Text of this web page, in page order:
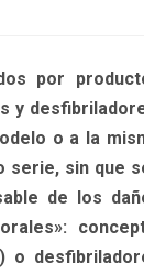
por
y
o a la
serie, sin que
de los
o